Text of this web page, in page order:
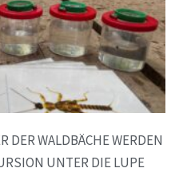
DER WALDBÄCHE WERDEN
UNTER DIE LUPE